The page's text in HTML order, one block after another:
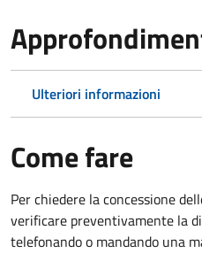
Ulteriori informazioni
Come fare
Per chiedere la concessione
verificare preventivamente la
telefonando o mandando una